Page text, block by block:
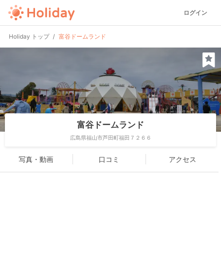
ログイン
Holiday トップ 富谷ドームランド
富谷ドームランド
広島県福山市芦田町福田７２６６
写真・動画 口コミ アクセス